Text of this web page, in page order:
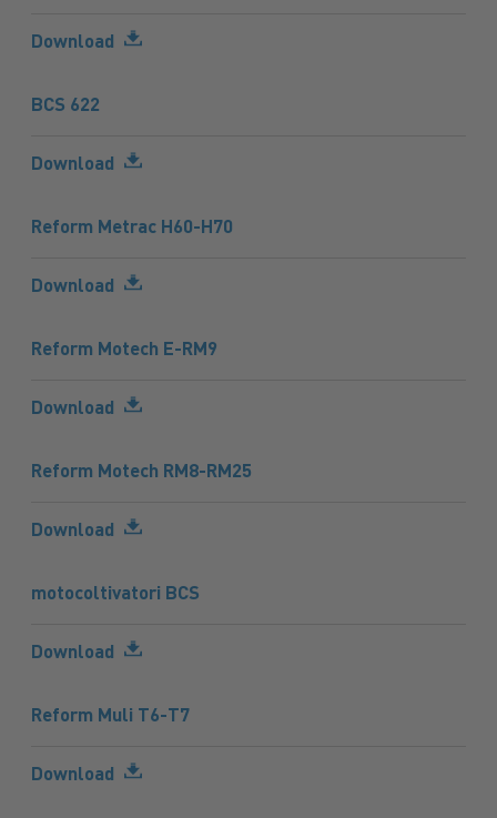
Download
BCS 622
Download
Reform Metrac H60-H70
Download
Reform Motech E-RM9
Download
Reform Motech RM8-RM25
Download
motocoltivatori BCS
Download
Reform Muli T6-T7
Download